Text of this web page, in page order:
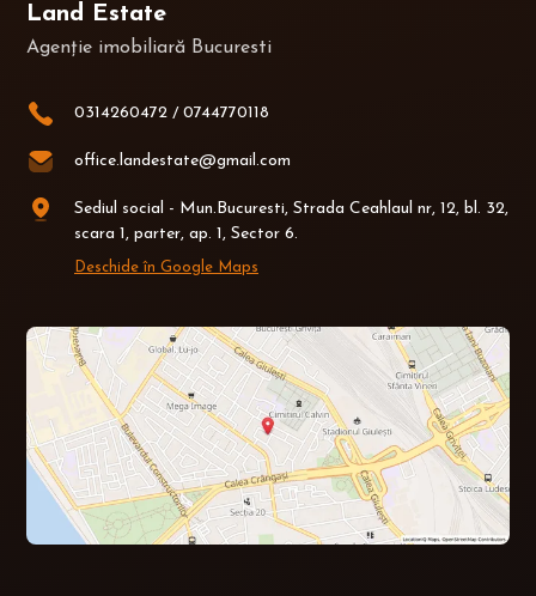
Land Estate
Agenție imobiliară Bucuresti
0314260472 / 0744770118
office.landestate@gmail.com
Sediul social - Mun.Bucuresti, Strada Ceahlaul nr, 12, bl. 32,
scara 1, parter, ap. 1, Sector 6.
Deschide în Google Maps